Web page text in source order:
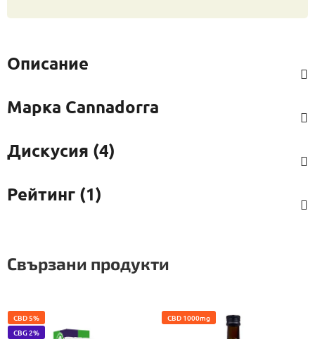
Описание
Марка Cannadorra
Дискусия (4)
Рейтинг (1)
Свързани продукти
CBD 5%
CBG 2%
CBD 1000mg